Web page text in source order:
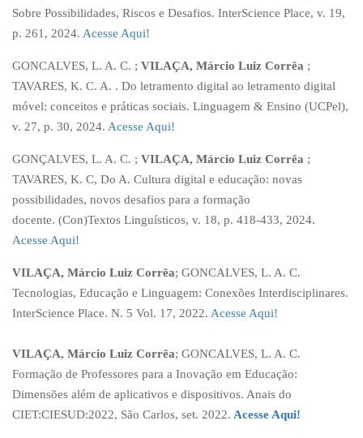
Sobre Possibilidades, Riscos e Desafios. InterScience Place, v. 19,
p. 261, 2024. Acesse Aqui!
GONCALVES, L. A. C. ; VILAÇA, Márcio Luiz Corrêa ;
TAVARES, K. C. A. . Do letramento digital ao letramento digital
móvel: conceitos e práticas sociais. Linguagem & Ensino (UCPel),
v. 27, p. 30, 2024. Acesse Aqui!
GONÇALVES, L. A. C. ; VILAÇA, Márcio Luiz Corrêa ;
TAVARES, K. C, Do A. Cultura digital e educação: novas
possibilidades, novos desafios para a formação
docente. (Con)Textos Linguísticos, v. 18, p. 418-433, 2024.
Acesse Aqui!
VILAÇA, Márcio Luiz Corrêa; GONCALVES, L. A. C.
Tecnologias, Educação e Linguagem: Conexões Interdisciplinares.
InterScience Place. N. 5 Vol. 17, 2022. Acesse Aqui!
VILAÇA, Márcio Luiz Corrêa; GONCALVES, L. A. C.
Formação de Professores para a Inovação em Educação:
Dimensões além de aplicativos e dispositivos. Anais do
CIET:CIESUD:2022, São Carlos, set. 2022. Acesse Aqui!